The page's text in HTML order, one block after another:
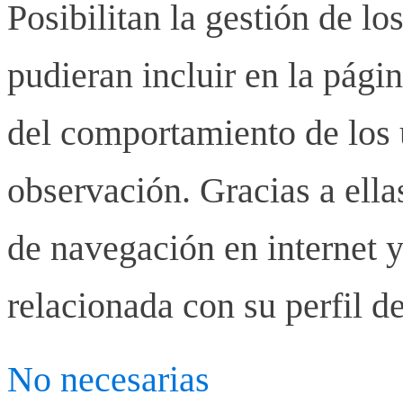
Posibilitan la gestión de
pudieran incluir en la
del comportamiento de los
observación. Gracias a
de navegación en internet
relacionada con su perfil
No necesarias